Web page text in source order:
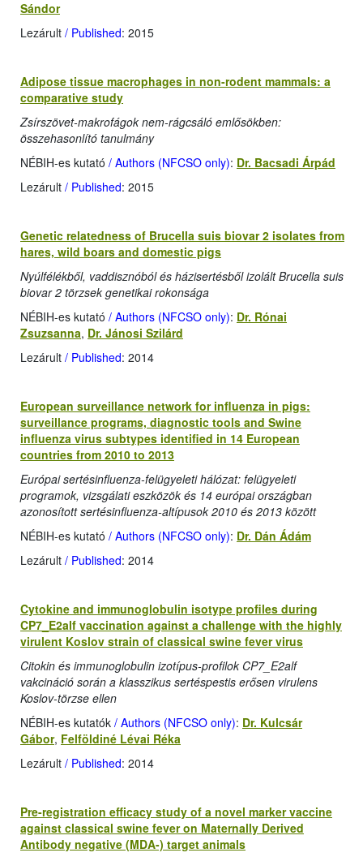
Sándor
Lezárult / Published: 2015
Adipose tissue macrophages in non-rodent mammals: a
comparative study
Zsírszövet-makrofágok nem-rágcsáló emlősökben:
összehasonlító tanulmány
NÉBIH-es kutató / Authors (NFCSO only): Dr. Bacsadi Árpád
Lezárult / Published: 2015
Genetic relatedness of Brucella suis biovar 2 isolates from
hares, wild boars and domestic pigs
Nyúlfélékből, vaddisznóból és házisertésből izolált Brucella suis
biovar 2 törzsek genetikai rokonsága
NÉBIH-es kutató / Authors (NFCSO only): Dr. Rónai
Zsuzsanna, Dr. Jánosi Szilárd
Lezárult / Published: 2014
European surveillance network for influenza in pigs:
surveillance programs, diagnostic tools and Swine
influenza virus subtypes identified in 14 European
countries from 2010 to 2013
Európai sertésinfluenza-felügyeleti hálózat: felügyeleti
programok, vizsgálati eszközök és 14 európai országban
azonosított sertésinfluenza-altípusok 2010 és 2013 között
NÉBIH-es kutató / Authors (NFCSO only): Dr. Dán Ádám
Lezárult / Published: 2014
Cytokine and immunoglobulin isotype profiles during
CP7_E2alf vaccination against a challenge with the highly
virulent Koslov strain of classical swine fever virus
Citokin és immunoglobulin izotípus-profilok CP7_E2alf
vakcináció során a klasszikus sertéspestis erősen virulens
Koslov-törzse ellen
NÉBIH-es kutatók / Authors (NFCSO only): Dr. Kulcsár
Gábor, Felföldiné Lévai Réka
Lezárult / Published: 2014
Pre-registration efficacy study of a novel marker vaccine
against classical swine fever on Maternally Derived
Antibody negative (MDA-) target animals